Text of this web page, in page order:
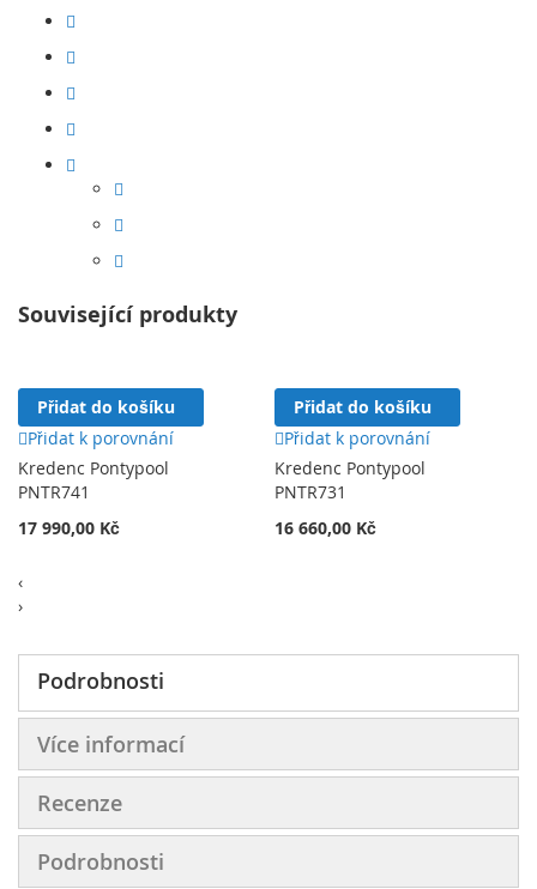
Související produkty
Přidat do košíku
Přidat k porovnání
Kredenc Pontypool
PNTR741
17 990,00 Kč
Přidat do košíku
Přidat k porovnání
Kredenc Pontypool
PNTR731
16 660,00 Kč
‹
›
Podrobnosti
Více informací
Recenze
Podrobnosti